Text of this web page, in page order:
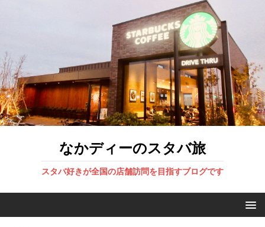
なかディーのスタバ旅
スタバ好きが全国の店舗訪問を目指すブログです